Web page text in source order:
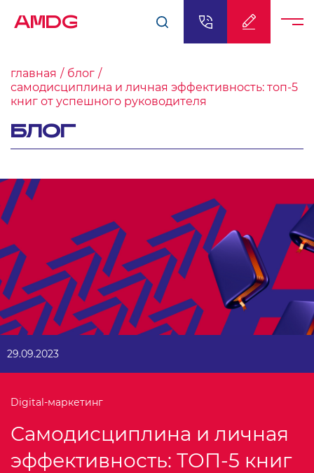
AMDG
главная
блог
самодисциплина и личная эффективность: топ-5
книг от успешного руководителя
БЛОГ
29.09.2023
Digital-маркетинг
Самодисциплина и личная
эффективность: ТОП-5 книг